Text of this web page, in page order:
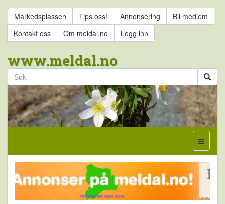
Markedsplassen Tips oss! Annonsering
Bli medlem
Kontakt oss
Om meldal.no Logg inn
www.meldal.no